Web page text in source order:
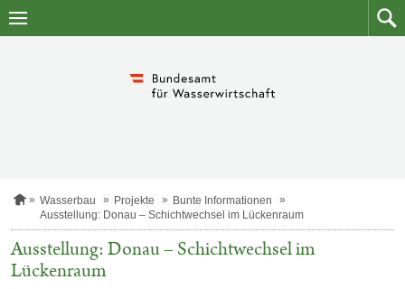
Zum
Zum
S
a
t
Wasserbau Projekte
Bunte Informationen
Ausstellung: Donau – Schichtwechsel im Lückenraum
Ausstellung: Donau – Schichtwechsel im
Lückenraum